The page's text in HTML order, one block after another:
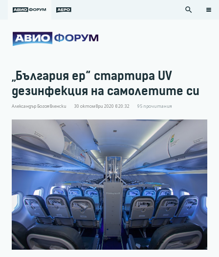
search
„България ер“ стартира UV
дезинфекция на самолетите си
Александър Богоявленски 30 октомври 2020 в 20:32 95 прочитания